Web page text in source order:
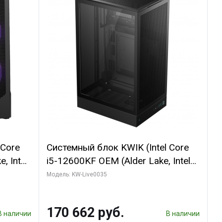
Intel
наличии
Системный блок KWIK (Intel Core
i5-12600KF OEM (Alder Lake, Intel
7, C10 4EC/6PC// 64 ГБ ОЗУ/ Ninja
SSD)
Модель: KW-Live0035
170 662 руб. В наличии